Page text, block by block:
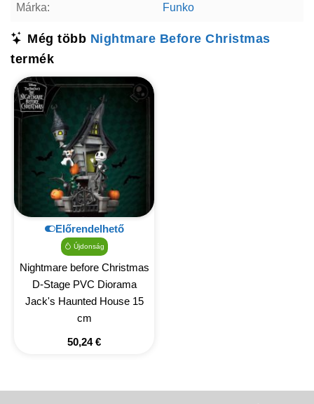
Márka: Funko
Még több Nightmare Before Christmas
termék
Előrendelhető
Újdonság
Nightmare before Christmas
D-Stage PVC Diorama
Jack's Haunted House 15
cm
50,24€